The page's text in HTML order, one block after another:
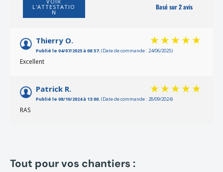
L'ATTESTATIO
N
Basé sur 2 avis
Thierry O.
Publié le 04/07/2025 à 08:57. (Date de commande : 24/06/2025)
Excellent
Patrick R.
Publié le 08/10/2024 à 13:00. (Date de commande : 28/09/2024)
RAS
Tout pour vos chantiers :